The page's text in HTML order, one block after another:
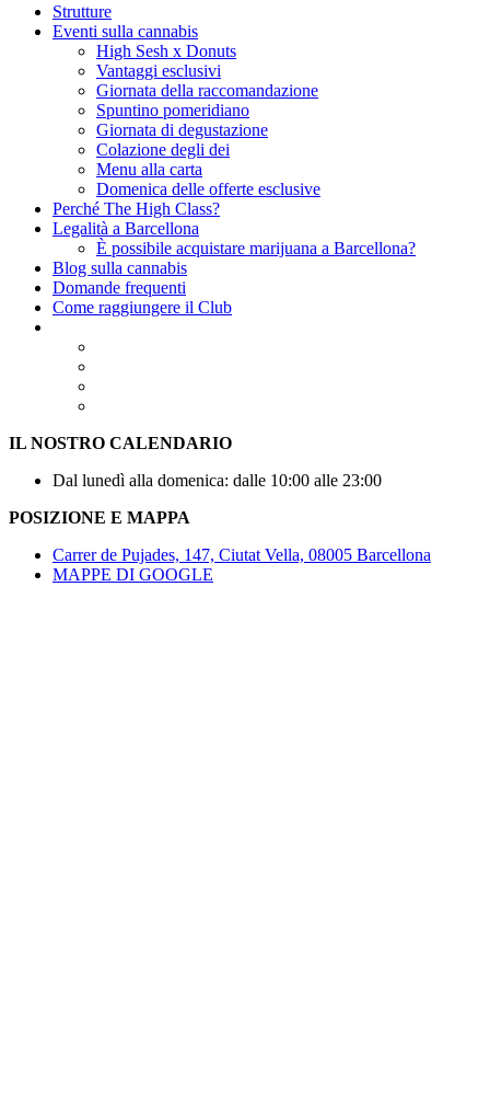
Strutture
Eventi sulla cannabis
High Sesh x Donuts
Vantaggi esclusivi
Giornata della raccomandazione
Spuntino pomeridiano
Giornata di degustazione
Colazione degli dei
Menu alla carta
Domenica delle offerte esclusive
Perché The High Class?
Legalità a Barcellona
È possibile acquistare marijuana a Barcellona?
Blog sulla cannabis
Domande frequenti
Come raggiungere il Club
IL NOSTRO CALENDARIO
Dal lunedì alla domenica: dalle 10:00 alle 23:00
POSIZIONE E MAPPA
Carrer de Pujades, 147, Ciutat Vella, 08005 Barcellona
MAPPE DI GOOGLE